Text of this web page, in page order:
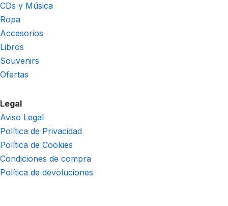
CDs y Música
Ropa
Accesorios
Libros
Souvenirs
Ofertas
Legal
Aviso Legal
Política de Privacidad
Política de Cookies
Condiciones de compra
Política de devoluciones